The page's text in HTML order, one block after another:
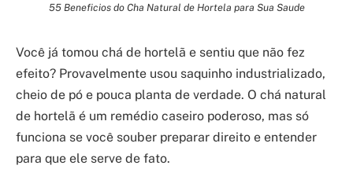
55 Beneficios do Cha Natural de Hortela para Sua Saude
Você já tomou chá de hortelã e sentiu que não fez
efeito? Provavelmente usou saquinho industrializado,
cheio de pó e pouca planta de verdade. O chá natural
de hortelã é um remédio caseiro poderoso, mas só
funciona se você souber preparar direito e entender
para que ele serve de fato.